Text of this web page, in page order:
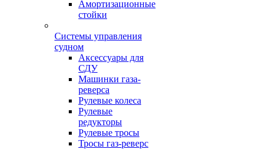
Амортизационные
стойки
Системы управления
судном
Аксессуары для
СДУ
Машинки газа-
реверса
Рулевые колеса
Рулевые
редукторы
Рулевые тросы
Тросы газ-реверс